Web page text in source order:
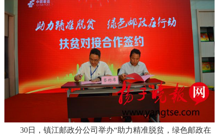
30日，镇江邮政分公司举办“助力精准脱贫，绿色邮政在